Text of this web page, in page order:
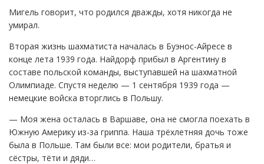
Мигель говорит, что родился дважды, хотя никогда не
умирал.
Вторая жизнь шахматиста началась в Буэнос-Айресе в
конце лета 1939 года. Найдорф прибыл в Аргентину в
составе польской команды, выступавшей на шахматной
Олимпиаде. Спустя неделю — 1 сентября 1939 года —
немецкие войска вторглись в Польшу.
— Моя жена осталась в Варшаве, она не смогла поехать в
Южную Америку из-за гриппа. Наша трёхлетняя дочь тоже
была в Польше. Там были все: мои родители, братья и
сёстры, тёти и дяди…